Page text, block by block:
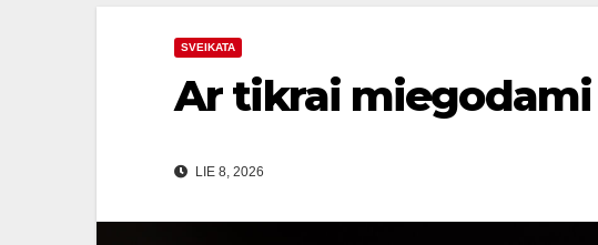
SVEIKATA
Ar tikrai
LIE 8, 2026